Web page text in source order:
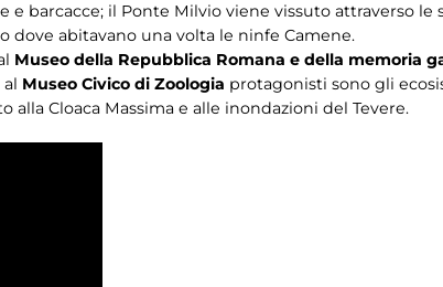
barcacce; il Ponte Milvio viene vissuto attraverso le
dove abitavano una volta le ninfe Camene.
Museo della Repubblica Romana e della memoria
Museo Civico di Zoologia protagonisti sono gli
Cloaca Massima e alle inondazioni del Tevere.